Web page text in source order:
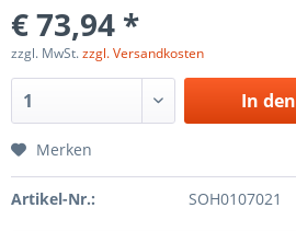
€ 73,94 *
zzgl. MwSt.zzgl. Versandkosten
In den
Merken
Artikel-Nr.: SOH0107021